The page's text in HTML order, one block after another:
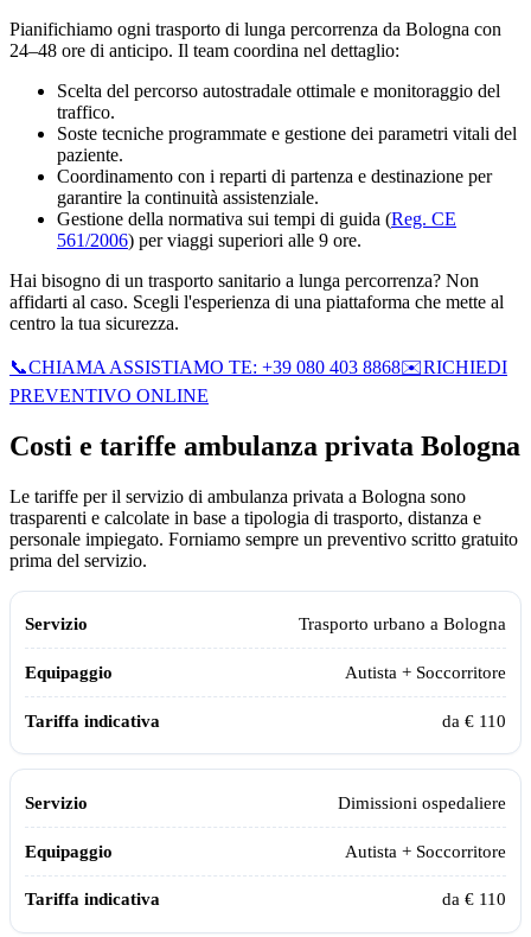
Pianifichiamo ogni trasporto di lunga percorrenza da Bologna con
24–48 ore di anticipo. Il team coordina nel dettaglio:
Scelta del percorso autostradale ottimale e monitoraggio del
traffico.
Soste tecniche programmate e gestione dei parametri vitali del
paziente.
Coordinamento con i reparti di partenza e destinazione per
garantire la continuità assistenziale.
Gestione della normativa sui tempi di guida (Reg. CE
561/2006) per viaggi superiori alle 9 ore.
Hai bisogno di un trasporto sanitario a lunga percorrenza? Non
affidarti al caso. Scegli l'esperienza di una piattaforma che mette al
centro la tua sicurezza.
📞CHIAMA ASSISTIAMO TE: +39 080 403 8868✉️RICHIEDI
PREVENTIVO ONLINE
Costi e tariffe ambulanza privata Bologna
Le tariffe per il servizio di ambulanza privata a Bologna sono
trasparenti e calcolate in base a tipologia di trasporto, distanza e
personale impiegato. Forniamo sempre un preventivo scritto gratuito
prima del servizio.
Tabella dei prezzi del servizio di ambulanza privata Assistiamo Te a
Servizio Tariffa indicativa
Trasporto urbano a Bologna
Autista + Soccorritore
da € 110
Dimissioni ospedaliere
Autista + Soccorritore
da € 110